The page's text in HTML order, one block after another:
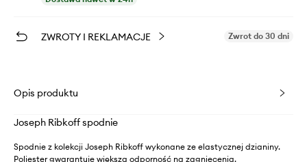
ZWROTY I REKLAMACJE Zwrot do 30 dni
Opis produktu
Joseph Ribkoff spodnie
Spodnie z kolekcji Joseph Ribkoff wykonane ze elastycznej dzianiny.
Poliester gwarantuje większą odporność na zagniecenia.